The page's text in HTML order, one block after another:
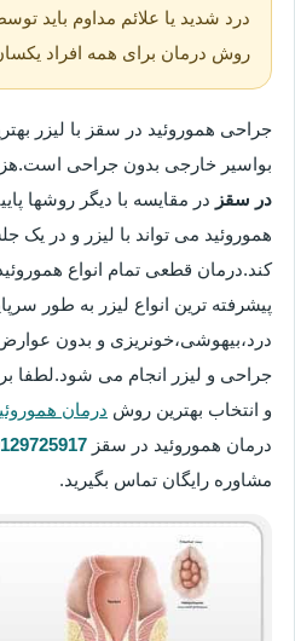
درد شدید یا علائم مداوم باید
روش درمان برای همه افراد
جراحی هموروئید در سقز با لیزر
بواسیر خارجی بدون جراحی
در سقز در مقایسه با دیگر روشها
هموروئید می تواند با لیزر و در یک
کند.درمان قطعی تمام انواع
پیشرفته ترین انواع لیزر به طور
درد،بیهوشی،خونریزی و بدون
جراحی و لیزر انجام می شود.لطفا
و انتخاب بهترین روش درمان
درمان هموروئید در سقز
مشاوره رایگان تماس بگیرید.